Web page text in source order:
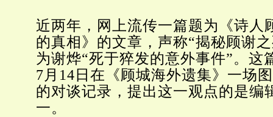
近两年，网上流传一篇题为《诗人
的真相》的文章，声称“揭秘顾谢
为谢烨“死于猝发的意外事件”。这
7月14日在《顾城海外遗集》一场
的对谈记录，提出这一观点的是编
一。